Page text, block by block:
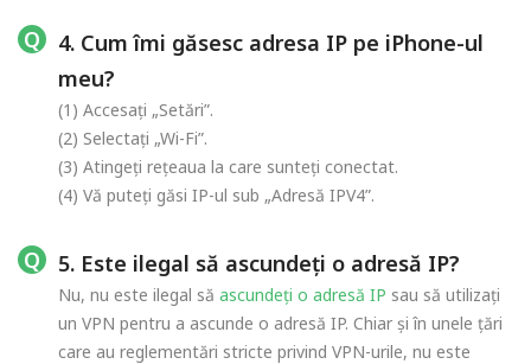
4. Cum îmi găsesc adresa IP pe iPhone-ul
meu?
(1) Accesați „Setări”.
(2) Selectați „Wi-Fi”.
(3) Atingeți rețeaua la care sunteți conectat.
(4) Vă puteți găsi IP-ul sub „Adresă IPV4”.
5. Este ilegal să ascundeți o adresă IP?
Nu, nu este ilegal să ascundeți o adresă IP sau să utilizați
un VPN pentru a ascunde o adresă IP. Chiar și în unele țări
care au reglementări stricte privind VPN-urile, nu este